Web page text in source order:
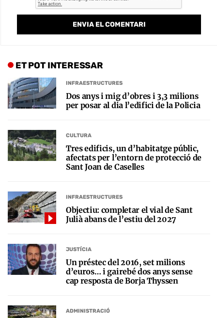
ET POT INTERESSAR
INFRAESTRUCTURES
Dos anys i mig d’obres i 3,3 milions
per posar al dia l’edifici de la Policia
CULTURA
Tres edificis, un d’habitatge públic,
afectats per l’entorn de protecció de
Sant Joan de Caselles
INFRAESTRUCTURES
Objectiu: completar el vial de Sant
Julià abans de l’estiu del 2027
JUSTÍCIA
Un préstec del 2016, set milions
d’euros… i gairebé dos anys sense
cap resposta de Borja Thyssen
ADMINISTRACIÓ